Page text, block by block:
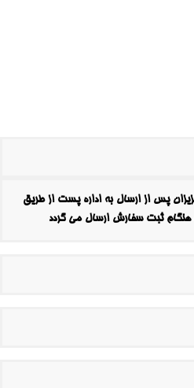
پس از ارسال به اداره پست از طریق
ثبت سفارش ارسال می گردد